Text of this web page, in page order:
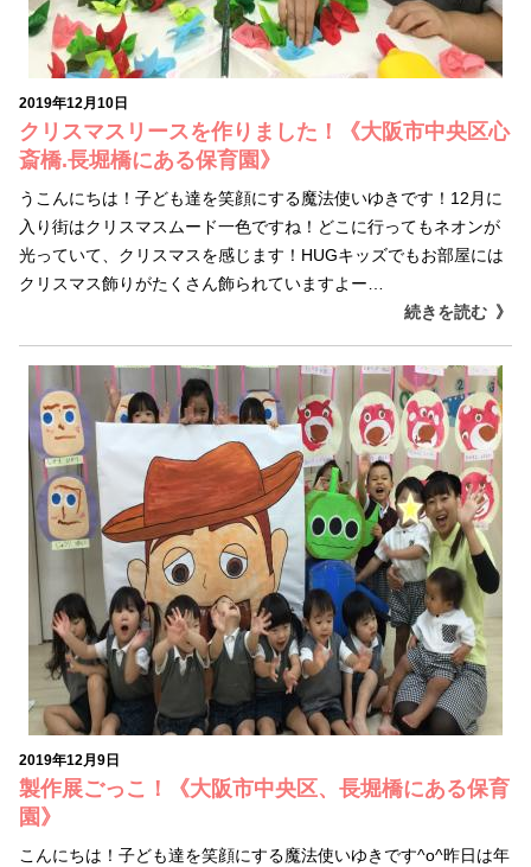
2019年12月10日
クリスマスリースを作りました！《大阪市中央区心
斎橋.長堀橋にある保育園》
うこんにちは！子ども達を笑顔にする魔法使いゆきです！12月に
入り街はクリスマスムード一色ですね！どこに行ってもネオンが
光っていて、クリスマスを感じます！HUGキッズでもお部屋には
クリスマス飾りがたくさん飾られていますよー…
続きを読む
2019年12月9日
製作展ごっこ！《大阪市中央区、長堀橋にある保育
園》
こんにちは！子ども達を笑顔にする魔法使いゆきです^o^昨日は年